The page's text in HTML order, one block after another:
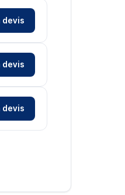
devis
devis
devis